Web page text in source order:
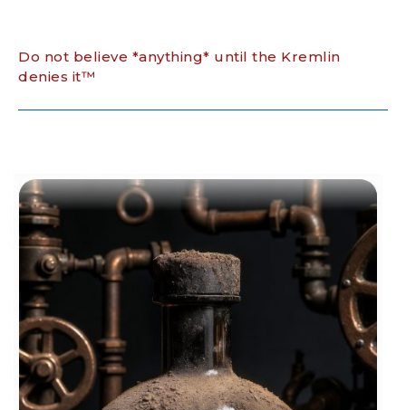
Do not believe *anything* until the Kremlin
denies it™